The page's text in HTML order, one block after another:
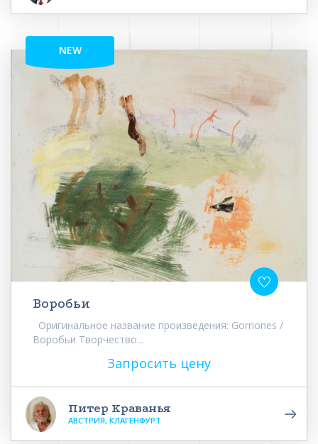
NEW
Воробьи
Оригинальное название произведения: Gorriones /
Воробьи Творчество...
Запросить цену
Питер Краванья
АВСТРИЯ, КЛАГЕНФУРТ